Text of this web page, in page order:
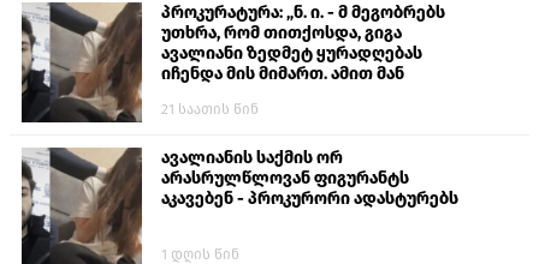
პროკურატურა: „ნ. ი. - მ მეგობრებს
უთხრა, რომ თითქოსდა, გიგა
ავალიანი ზედმეტ ყურადღებას
იჩენდა მის მიმართ. ამით მან
თავს დასხმოდა გიგა ავალიანს“
21 საათის წინ
ავალიანის საქმის ორ
არასრულწლოვან ფიგურანტს
აკავებენ - პროკურორი ადასტურებს
1 დღის წინ